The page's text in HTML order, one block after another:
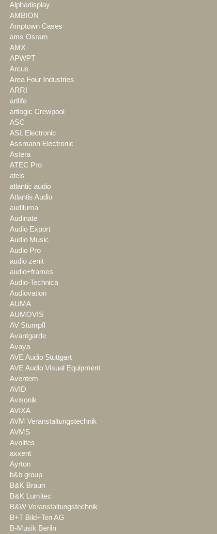
Alphadisplay
AMBION
Amptown Cases
ams Osram
AMX
APWPT
Arcus
Area Four Industries
ARRI
artlife
artlogic Crewpool
ASC
ASL Electronic
Assmann Electronic
Astera
ATEC Pro
ateis
atlantic audio
Atlantis Audio
audiluma
Audinate
Audio Export
Audio Music
Audio Pro
audio zenit
audio+frames
Audio-Technica
Audiovation
AUMA
AUMOVIS
AV Stumpfl
Avantgarde
Avaya
AVE Audio Stuttgart
AVE Audio Visual Equipment
Aventem
AVID
Avisonik
AVIXA
AVM Veranstaltungstechnik
AVMS
Avolites
axxent
Ayrton
b&b group
B&K Braun
B&K Lumitec
B&W Veranstaltungstechnik
B+T Bild+Ton AG
B-Musik Berlin